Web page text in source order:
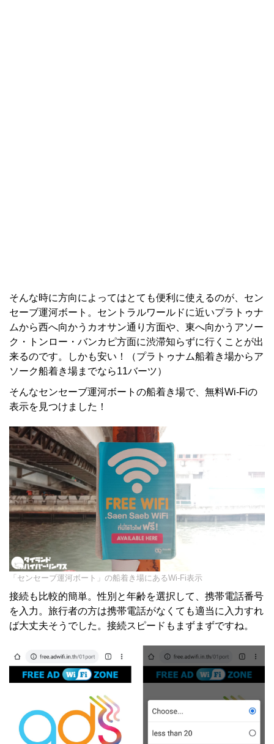
そんな時に方向によってはとても便利に使えるのが、セン
セーブ運河ボート。セントラルワールドに近いプラトゥナ
ムから西へ向かうカオサン通り方面や、東へ向かうアソー
ク・トンロー・バンカピ方面に渋滞知らずに行くことが出
来るのです。しかも安い！（プラトゥナム船着き場からア
ソーク船着き場までなら11バーツ）
そんなセンセーブ運河ボートの船着き場で、無料Wi-Fiの
表示を見つけました！
「センセーブ運河ボート」の船着き場にあるWi-Fi表示
接続も比較的簡単。性別と年齢を選択して、携帯電話番号
を入力。旅行者の方は携帯電話がなくても適当に入力すれ
ば大丈夫そうでした。接続スピードもまずまずですね。